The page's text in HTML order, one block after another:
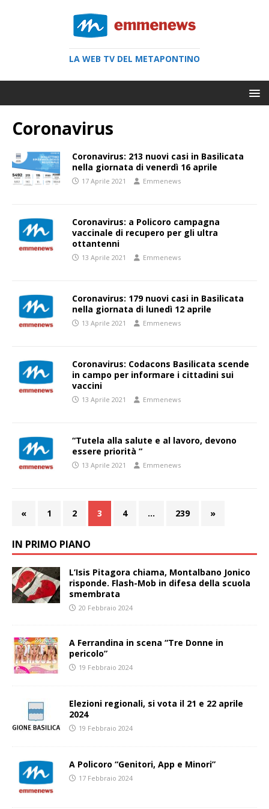
LA WEB TV DEL METAPONTINO
Coronavirus
Coronavirus: 213 nuovi casi in Basilicata
nella giornata di venerdì 16 aprile
17 Aprile 2021 Emmenews
Coronavirus: a Policoro campagna
vaccinale di recupero per gli ultra
ottantenni
13 Aprile 2021 Emmenews
Coronavirus: 179 nuovi casi in Basilicata
nella giornata di lunedì 12 aprile
13 Aprile 2021 Emmenews
Coronavirus: Codacons Basilicata scende
in campo per informare i cittadini sui
vaccini
13 Aprile 2021 Emmenews
“Tutela alla salute e al lavoro, devono
essere priorità “
13 Aprile 2021 Emmenews
« 1 2 3 4 … 239 »
IN PRIMO PIANO
L’Isis Pitagora chiama, Montalbano Jonico
risponde. Flash-Mob in difesa della scuola
smembrata
20 Febbraio 2024
A Ferrandina in scena “Tre Donne in
pericolo”
19 Febbraio 2024
Elezioni regionali, si vota il 21 e 22 aprile
2024
19 Febbraio 2024
A Policoro “Genitori, App e Minori”
17 Febbraio 2024